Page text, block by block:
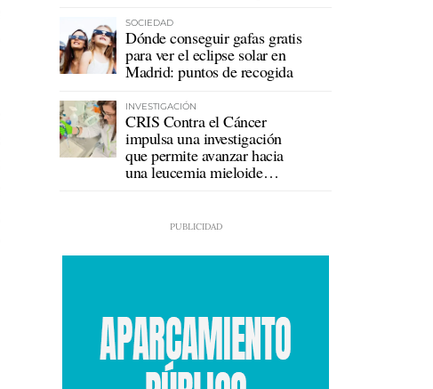
SOCIEDAD
Dónde conseguir gafas gratis
para ver el eclipse solar en
Madrid: puntos de recogida
INVESTIGACIÓN
CRIS Contra el Cáncer
impulsa una investigación
que permite avanzar hacia
una leucemia mieloide